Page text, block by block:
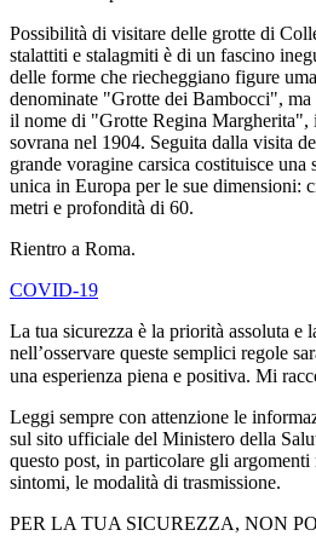
Possibilità di visitare delle grotte di
stalattiti e stalagmiti è di un fascino
delle forme che riecheggiano figure
denominate "Grotte dei Bambocci", ma
il nome di "Grotte Regina Margherita",
sovrana nel 1904. Seguita dalla visita
grande voragine carsica costituisce una
unica in Europa per le sue dimensioni:
metri e profondità di 60.
Rientro a Roma.
COVID-19
La tua sicurezza è la priorità assoluta e
nell’osservare queste semplici regole
una esperienza piena e positiva. Mi
Leggi sempre con attenzione le
sul sito ufficiale del Ministero della
questo post, in particolare gli
sintomi, le modalità di trasmissione.
PER LA TUA SICUREZZA, NON